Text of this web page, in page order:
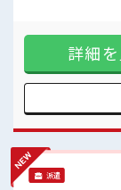
休憩室で楽しく
ストレス解消☆
持ち物が多い
ロッカー付き職
は家
らし
(規定
の悩
ンジ
す！
だか
スト
詳細
派遣